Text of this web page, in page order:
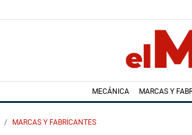
MECÁNICA MARCAS Y
MARCAS Y FABRICANTES